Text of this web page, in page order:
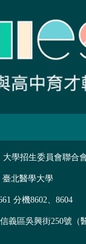
大學招生委員會聯合
臺北醫學大學
分機8602、8604
義區吳興街250號（